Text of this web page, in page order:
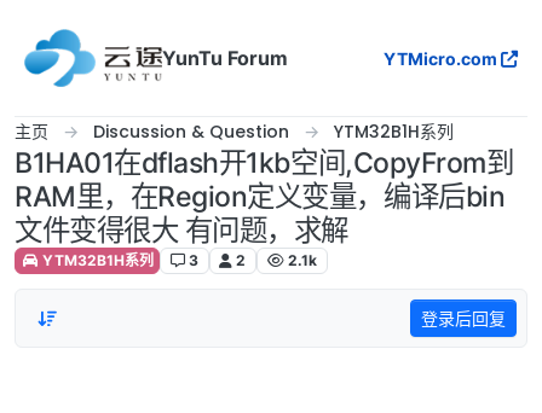
YunTu Forum
YTMicro.com
主页 Discussion & Question YTM32B1H系列
B1HA01在dflash开1kb空间,CopyFrom到
RAM里，在Region定义变量，编译后bin
文件变得很大 有问题，求解
YTM32B1H系列 3 2 2.1k
登录后回复